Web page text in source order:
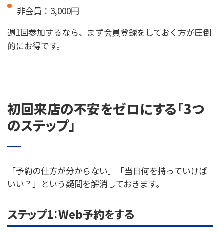
非会員：3,000円
週1回参加するなら、まず会員登録をしておく方が圧倒
的にお得です。
初回来店の不安をゼロにする「3つ
のステップ」
「予約の仕方が分からない」「当日何を持っていけば
いい？」という疑問を解消しておきます。
ステップ1：Web予約をする